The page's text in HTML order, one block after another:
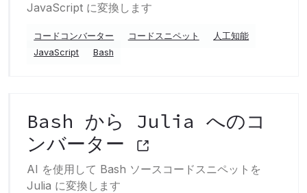
JavaScript に変換します
コードコンバーター コードスニペット
人工知能
JavaScript
Bash
Bash から Julia へのコ
ンバーター
AI を使用して Bash ソースコードスニペットを
Julia に変換します